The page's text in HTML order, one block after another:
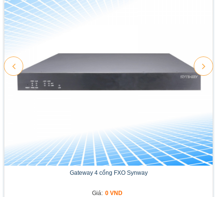
Gateway 4 cổng FXO Synway
Giá: 0 VND